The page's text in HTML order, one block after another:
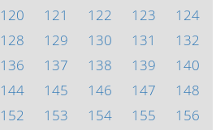
120 121 122 123
124
128 129 130 131
132
136 137 138 139
140
144 145 146 147
148
152 153 154 155
156